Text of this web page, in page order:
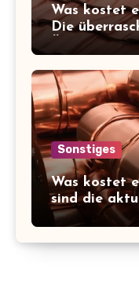
Was kostet
Die
Überblick!
Sonstiges
Was kostet
sind die
kennen